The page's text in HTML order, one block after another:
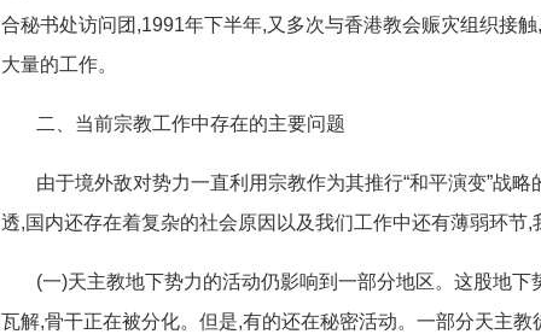
合秘书处访问团,1991年下半年,又多次与香港教会赈灾组织接
大量的工作。
二、当前宗教工作中存在的主要问题
由于境外敌对势力一直利用宗教作为其推行“和平演变”战
透,国内还存在着复杂的社会原因以及我们工作中还有薄弱环节
(一)天主教地下势力的活动仍影响到一部分地区。这股地
瓦解,骨干正在被分化。但是,有的还在秘密活动。一部分天主